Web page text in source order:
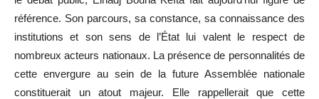
référence. Son parcours, sa constance, sa connaissance des
institutions et son sens de l’État lui valent le respect de
nombreux acteurs nationaux. La présence de personnalités de
cette envergure au sein de la future Assemblée nationale
constituerait un atout majeur. Elle rappellerait que cette